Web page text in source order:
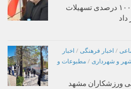
فرماندار تربت‌حیدریه از رشد ۱۰۰ درصدی تسهیلات
/ اخبار فرهنگی / اخبار
و شهرداری / مطبوعات و
ورزشکاران مشهد